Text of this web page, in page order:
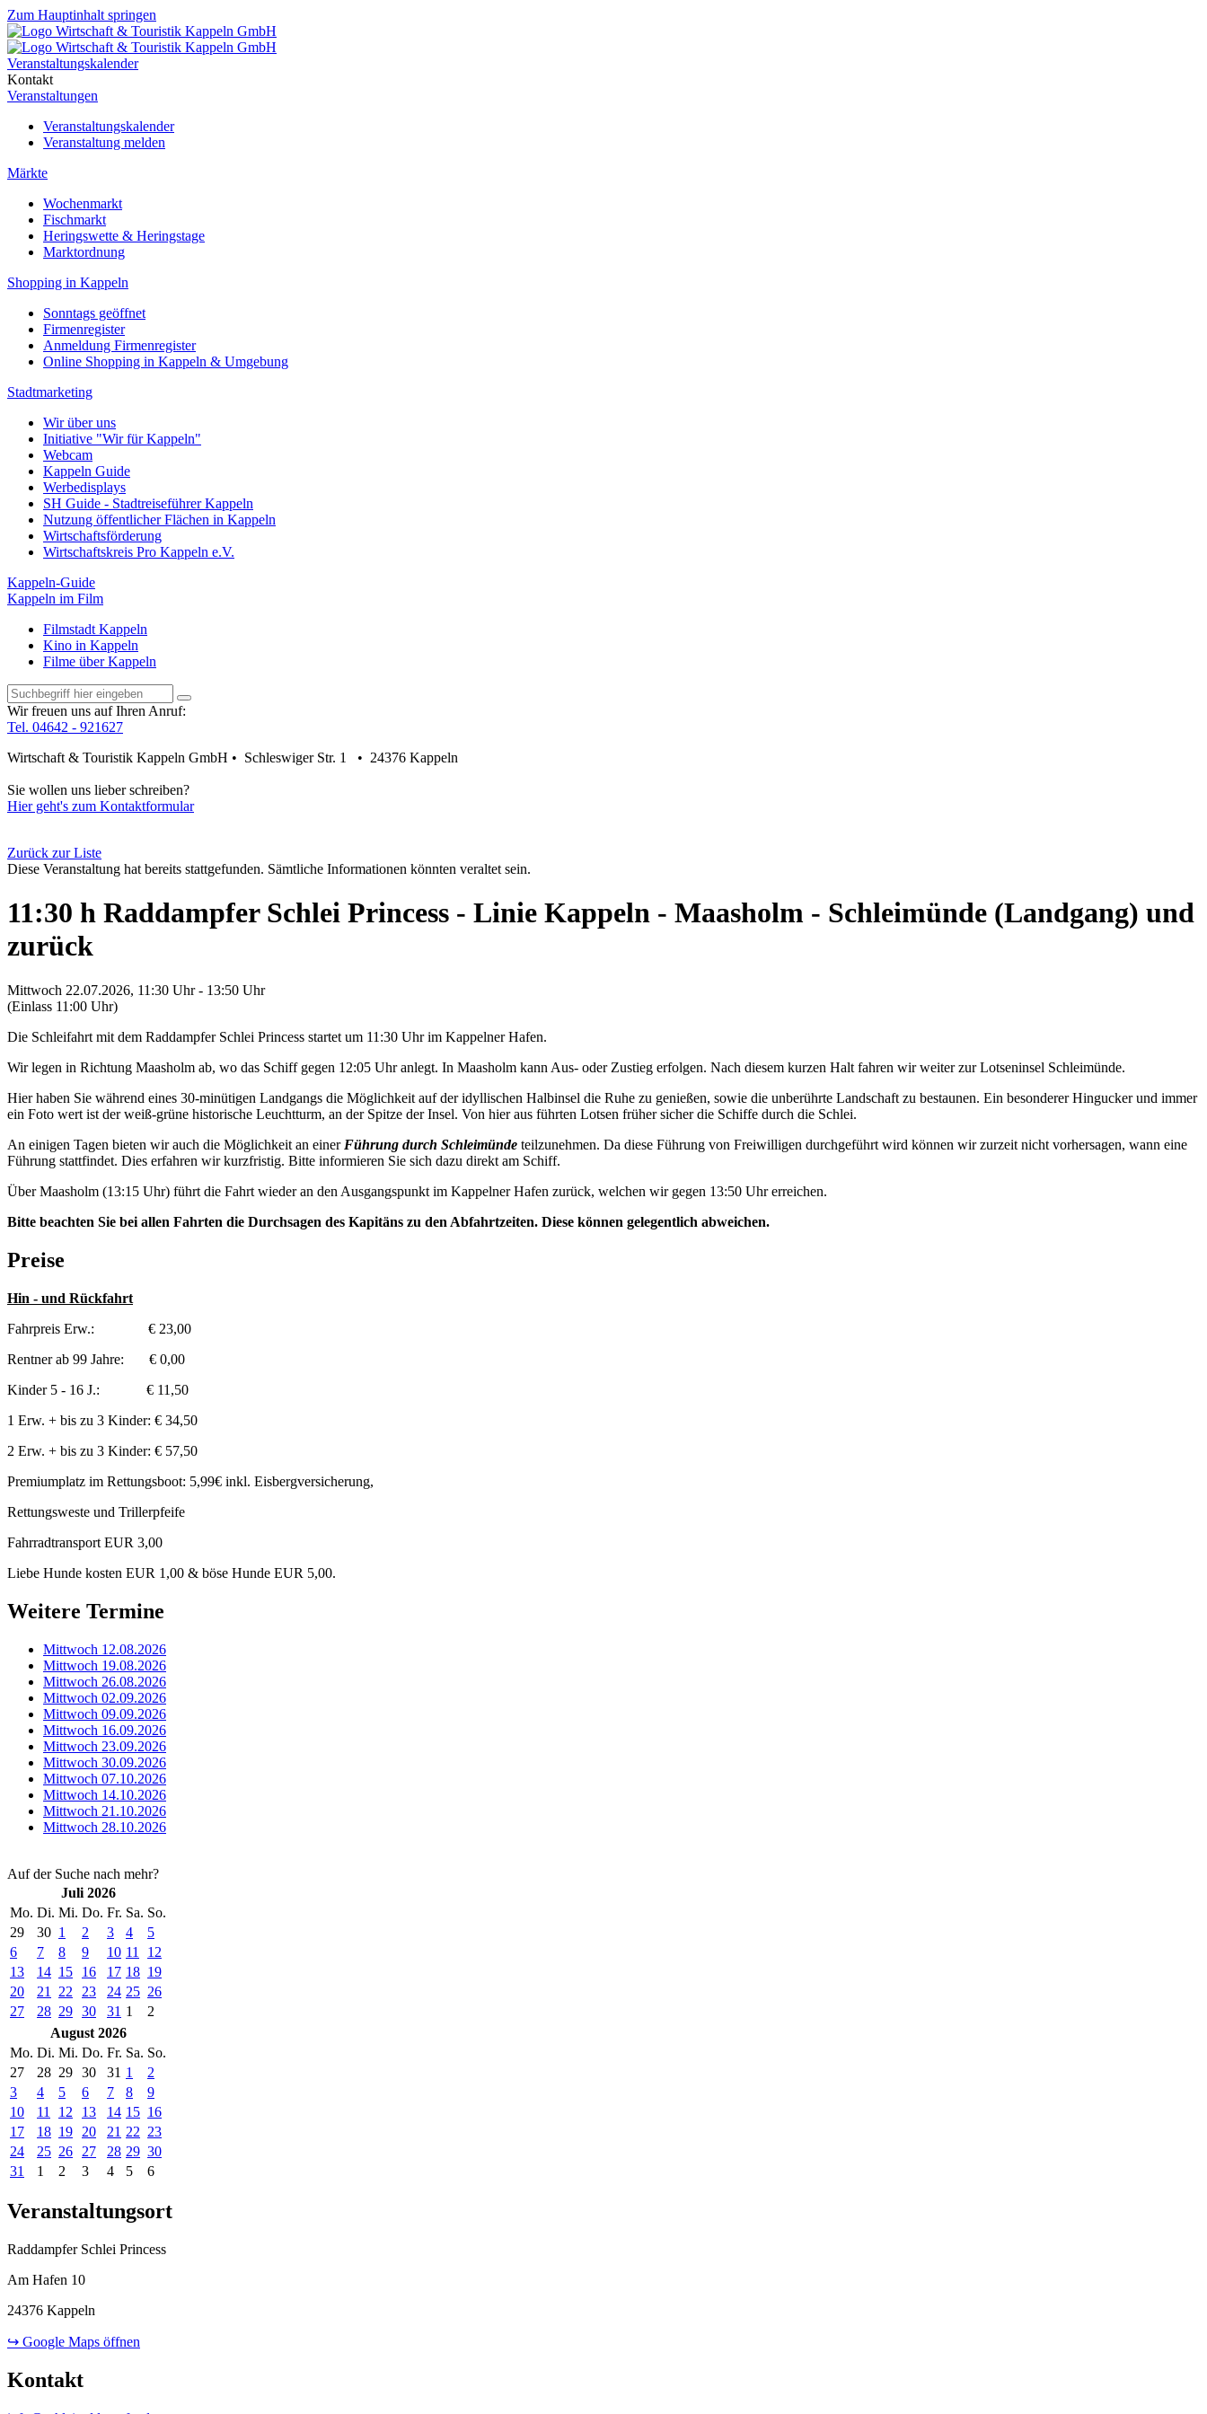
Zum Hauptinhalt springen
Veranstaltungskalender
Kontakt
Veranstaltungen
Veranstaltungskalender
Veranstaltung melden
Märkte
Wochenmarkt
Fischmarkt
Heringswette & Heringstage
Marktordnung
Shopping in Kappeln
Sonntags geöffnet
Firmenregister
Anmeldung Firmenregister
Online Shopping in Kappeln & Umgebung
Stadtmarketing
Wir über uns
Initiative "Wir für Kappeln"
Webcam
Kappeln Guide
Werbedisplays
SH Guide - Stadtreiseführer Kappeln
Nutzung öffentlicher Flächen in Kappeln
Wirtschaftsförderung
Wirtschaftskreis Pro Kappeln e.V.
Kappeln-Guide
Kappeln im Film
Filmstadt Kappeln
Kino in Kappeln
Filme über Kappeln
Wir freuen uns auf Ihren Anruf:
Tel. 04642 - 921627
Wirtschaft & Touristik Kappeln GmbH • Schleswiger Str. 1 • 24376 Kappeln
Sie wollen uns lieber schreiben?
Hier geht's zum Kontaktformular
Zurück zur Liste
Diese Veranstaltung hat bereits stattgefunden. Sämtliche Informationen könnten veraltet sein.
11:30 h Raddampfer Schlei Princess - Linie Kappeln - Maasholm - Schleimünde (Landgang) und
zurück
Mittwoch 22.07.2026, 11:30 Uhr - 13:50 Uhr
(Einlass 11:00 Uhr)
Die Schleifahrt mit dem Raddampfer Schlei Princess startet um 11:30 Uhr im Kappelner Hafen.
Wir legen in Richtung Maasholm ab, wo das Schiff gegen 12:05 Uhr anlegt. In Maasholm kann Aus- oder Zustieg erfolgen. Nach diesem kurzen Halt fahren wir weiter zur Lotseninsel Schleimünde.
Hier haben Sie während eines 30-minütigen Landgangs die Möglichkeit auf der idyllischen Halbinsel die Ruhe zu genießen, sowie die unberührte Landschaft zu bestaunen. Ein besonderer Hingucker und immer
ein Foto wert ist der weiß-grüne historische Leuchtturm, an der Spitze der Insel. Von hier aus führten Lotsen früher sicher die Schiffe durch die Schlei.
An einigen Tagen bieten wir auch die Möglichkeit an einer Führung durch Schleimünde teilzunehmen. Da diese Führung von Freiwilligen durchgeführt wird können wir zurzeit nicht vorhersagen, wann eine
Führung stattfindet. Dies erfahren wir kurzfristig. Bitte informieren Sie sich dazu direkt am Schiff.
Über Maasholm (13:15 Uhr) führt die Fahrt wieder an den Ausgangspunkt im Kappelner Hafen zurück, welchen wir gegen 13:50 Uhr erreichen.
Bitte beachten Sie bei allen Fahrten die Durchsagen des Kapitäns zu den Abfahrtzeiten. Diese können gelegentlich abweichen.
Preise
Hin - und Rückfahrt
Fahrpreis Erw.: € 23,00
Rentner ab 99 Jahre: € 0,00
Kinder 5 - 16 J.: € 11,50
1 Erw. + bis zu 3 Kinder: € 34,50
2 Erw. + bis zu 3 Kinder: € 57,50
Premiumplatz im Rettungsboot: 5,99€ inkl. Eisbergversicherung,
Rettungsweste und Trillerpfeife
Fahrradtransport EUR 3,00
Liebe Hunde kosten EUR 1,00 & böse Hunde EUR 5,00.
Weitere Termine
Mittwoch 12.08.2026
Mittwoch 19.08.2026
Mittwoch 26.08.2026
Mittwoch 02.09.2026
Mittwoch 09.09.2026
Mittwoch 16.09.2026
Mittwoch 23.09.2026
Mittwoch 30.09.2026
Mittwoch 07.10.2026
Mittwoch 14.10.2026
Mittwoch 21.10.2026
Mittwoch 28.10.2026
Auf der Suche nach mehr?
Juli 2026
Mo. Di. Mi. Do. Fr. Sa. So.
29
30 1 2 3 4
5
6
7 8 9 10 11
12
13
14 15 16 17 18 19
20
21 22 23 24 25 26
27
28 29 30 31 1
2
August 2026
Mo. Di. Mi. Do. Fr. Sa. So.
27
28 29 30 31 1
2
3
4 5 6 7 8
9
10
11 12 13 14 15 16
17
18 19 20 21 22 23
24
25 26 27 28 29 30
31
1 2 3 4 5 6
Veranstaltungsort
Raddampfer Schlei Princess
Am Hafen 10
24376 Kappeln
↪ Google Maps öffnen
Kontakt